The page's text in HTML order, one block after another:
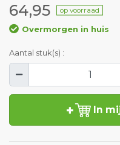
64,95 op voorraad
Overmorgen in huis
Aantal stuk(s) :
In